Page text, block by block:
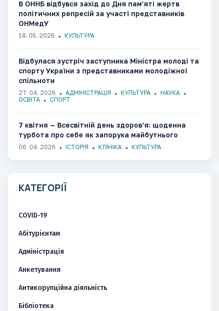
В ОННБ відбувся захід до Дня пам’яті жертв
політичних репресій за участі представників
ОНМедУ
18. 05. 2026 КУЛЬТУРА
Відбулася зустріч заступника Міністра молоді та
спорту України з представниками молодіжної
спільноти
27. 04. 2026 АДМІНІСТРАЦІЯ КУЛЬТУРА
НАУКА
ОСВІТА
СПОРТ
7 квітня — Всесвітній день здоров’я: щоденна
турбота про себе як запорука майбутнього
06. 04. 2026 ІСТОРІЯ КЛІНІКА КУЛЬТУРА
КАТЕГОРІЇ
COVID-19
Абітурієнтам
Адміністрація
Анкетування
Антикорупційна діяльність
Бібліотека